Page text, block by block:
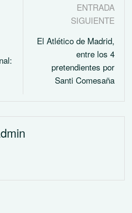
ENTRADA
SIGUIENTE
El Atlético de Madrid,
entre los 4
pretendientes por
Santi Comesaña